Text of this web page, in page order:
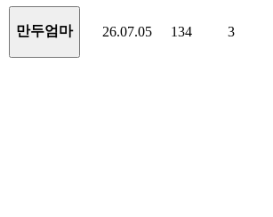
만두엄마 26.07.05 134 3